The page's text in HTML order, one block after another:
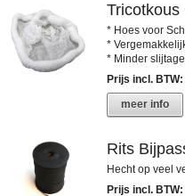
Tricotkous
* Hoes voor
*
* Minder
Prijs incl. BTW:
meer info
Rits
Hecht op veel
Prijs incl. BTW: